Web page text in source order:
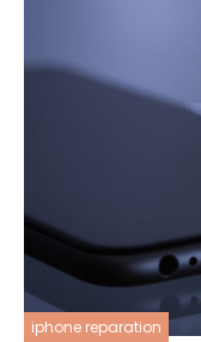
iphone reparation